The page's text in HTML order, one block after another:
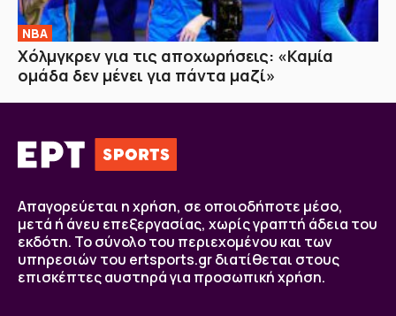
NBA
Χόλμγκρεν για τις αποχωρήσεις: «Καμία
ομάδα δεν μένει για πάντα μαζί»
Απαγορεύεται η χρήση, σε οποιοδήποτε μέσο,
μετά ή άνευ επεξεργασίας, χωρίς γραπτή άδεια του
εκδότη. Το σύνολο του περιεχομένου και των
υπηρεσιών του ertsports.gr διατίθεται στους
επισκέπτες αυστηρά για προσωπική χρήση.